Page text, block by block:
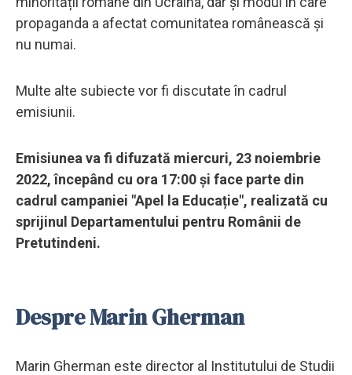
propaganda a afectat comunitatea românească și
nu numai.
Multe alte subiecte vor fi discutate în cadrul
emisiunii.
Emisiunea va fi difuzată miercuri, 23 noiembrie
2022, începând cu ora 17:00 și face parte din
cadrul campaniei "Apel la Educație", realizată cu
sprijinul Departamentului pentru Românii de
Pretutindeni.
Despre Marin Gherman
Marin Gherman este director al Institutului de Studii